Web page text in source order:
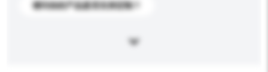
请问你的产品是否支持定制？